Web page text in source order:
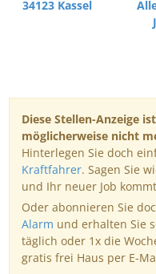
34123 Kassel
Diese Stellen-Anzeige
möglicherweise nicht
Hinterlegen Sie doch
Kraftfahrer. Sagen Sie
und Ihr neuer Job
Oder abonnieren Sie
Alarm und erhalten Sie
täglich oder 1x die
gratis frei Haus per E-